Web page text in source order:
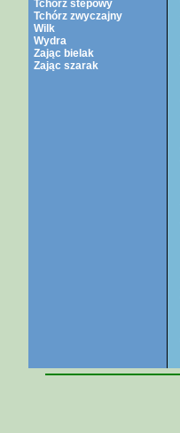
Tchórz stepowy
Tchórz zwyczajny
Wilk
Wydra
Zając bielak
Zając szarak